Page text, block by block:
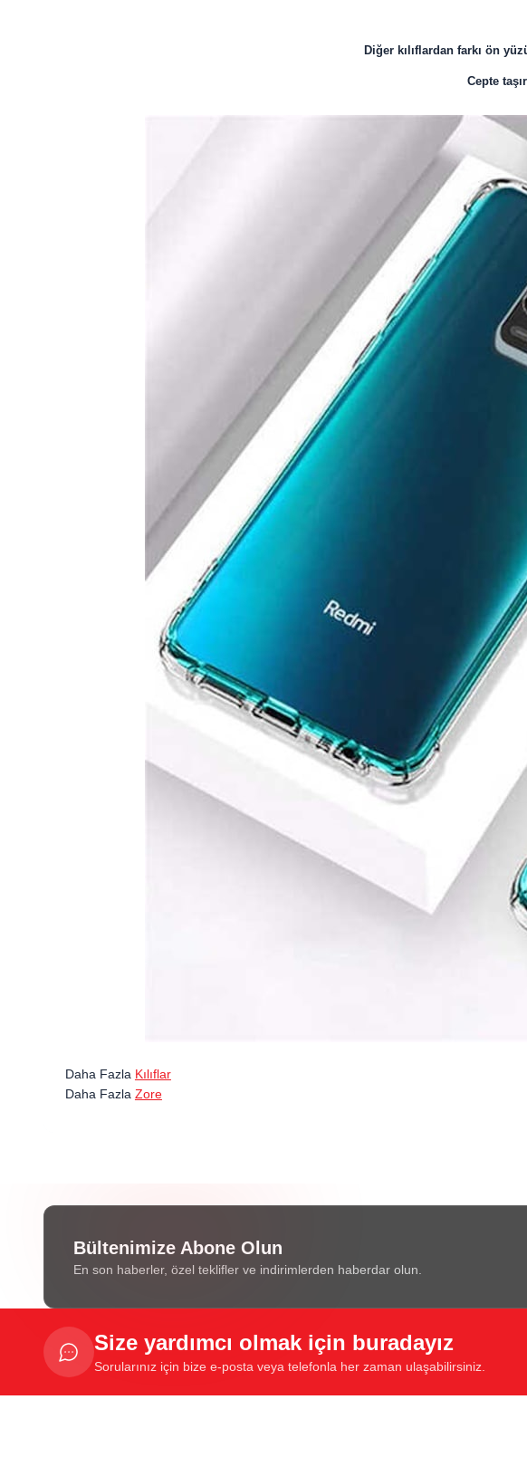
Diğer kılıflardan farkı ön
Cepte
Daha Fazla Kılıflar
Daha Fazla Zore
Bültenimize Abone Olun
En son haberler, özel teklifler ve indirimlerden haberdar olun.
Size yardımcı olmak için buradayız
Sorularınız için bize e-posta veya telefonla her zaman ulaşabilirsiniz.